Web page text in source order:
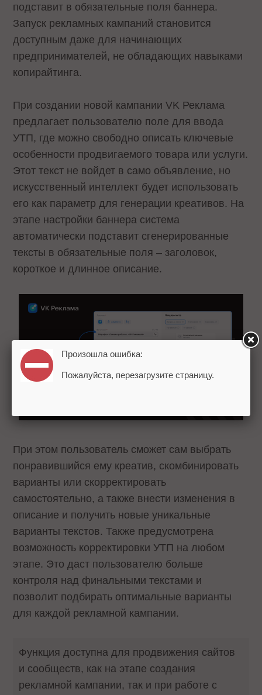
подставит в обязательные поля баннера.
Запуск рекламных кампаний становится
доступным даже для начинающих
предпринимателей, не обладающих навыками
копирайтинга.
При создании новой кампании VK Реклама
предлагает пользователю поле для ввода
УТП, где можно свободно описать ключевые
особенности продвигаемого товара или услуги.
Этот текст не войдет в само объявление, но
искусственный интеллект будет использовать
его как параметр для генерации креативов. На
этапе настройки баннера система
автоматически подставит сгенерированные
тексты в обязательные поля – заголовок,
короткое и длинное описание.
При этом пользователь сможет сам выбрать
понравившийся ему креатив, скомбинировать
варианты или скорректировать
самостоятельно, а также внести изменения в
описание и получить новые уникальные
варианты текстов. Также предусмотрена
возможность корректировки УТП на любом
этапе. Это даст пользователю больше
контроля над финальными текстами и
позволит подбирать оптимальные варианты
для каждой рекламной кампании.
Функция доступна для продвижения сайтов
и сообществ, как на этапе создания
рекламной кампании, так и при работе с
Произошла ошибка:
Пожалуйста, перезагрузите страницу.